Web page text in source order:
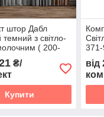
штор Дабл
з світло-
( 200-
₴/
Купити
від